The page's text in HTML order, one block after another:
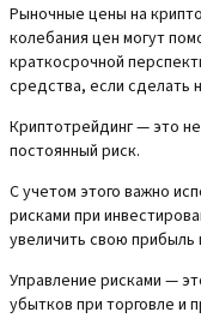
Рыночные цены на
колебания цен могут
краткосрочной
средства, если сделать
Криптотрейдинг — это
постоянный риск.
С учетом этого важно
рисками при
увеличить свою
Управление рисками —
убытков при торговле и